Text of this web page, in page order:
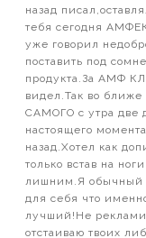
назад
тебя сегодня
уже говорил
поставить под
продукта.За АМФ
видел.Так во
САМОГО с утра две
настоящего
назад.Хотел как
только встав на
лишним.Я обычный
для себя что
лучший!Не
отстаиваю твоих